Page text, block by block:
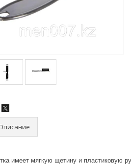
имеет мягкую щетину и пластиковую